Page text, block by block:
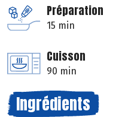
Préparation
15 min
Cuisson
90 min
Ingrédients